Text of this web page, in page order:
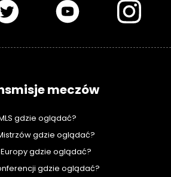
meczów
gdzie oglądać?
gdzie oglądać?
Europy gdzie oglądać?
gdzie oglądać?